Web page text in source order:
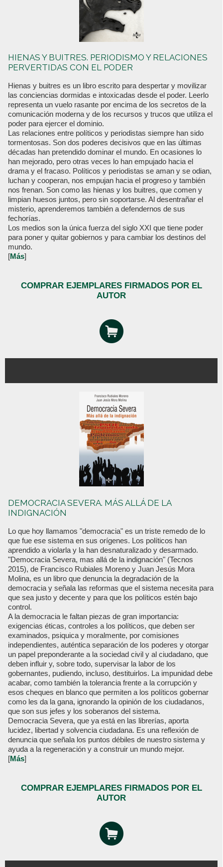
HIENAS Y BUITRES. PERIODISMO Y RELACIONES
PERVERTIDAS CON EL PODER
Hienas y buitres es un libro escrito para despertar y movilizar
las conciencias dormidas e intoxicadas desde el poder. Leerlo
representa un vuelo rasante por encima de los secretos de la
comunicación moderna y de los recursos y trucos que utiliza el
poder para ejercer el dominio.
Las relaciones entre políticos y periodistas siempre han sido
tormentosas. Son dos poderes decisivos que en las últimas
décadas han pretendido dominar el mundo. En ocasiones lo
han mejorado, pero otras veces lo han empujado hacia el
drama y el fracaso. Políticos y periodistas se aman y se odian,
luchan y cooperan, nos empujan hacia el progreso y también
nos frenan. Son como las hienas y los buitres, que comen y
limpian huesos juntos, pero sin soportarse. Al desentrañar el
misterio, aprenderemos también a defendernos de sus
fechorías.
Los medios son la única fuerza del siglo XXI que tiene poder
para poner y quitar gobiernos y para cambiar los destinos del
mundo.
[Más]
COMPRAR EJEMPLARES FIRMADOS POR EL
AUTOR
DEMOCRACIA SEVERA. MÁS ALLÁ DE LA
INDIGNACIÓN
Lo que hoy llamamos "democracia" es un triste remedo de lo
que fue ese sistema en sus orígenes. Los políticos han
aprendido a violarla y la han desnaturalizado y desarmado.
"Democracia Severa, mas allá de la indignación" (Tecnos
2015), de Francisco Rubiales Moreno y Juan Jesús Mora
Molina, es un libro que denuncia la degradación de la
democracia y señala las reformas que el sistema necesita para
que sea justo y decente y para que los políticos estén bajo
control.
A la democracia le faltan piezas de gran importancia:
exigencias éticas, controles a los políticos, que deben ser
examinados, psiquica y moralmente, por comisiones
independientes, auténtica separación de los poderes y otorgar
un papel preponderante a la sociedad civil y al ciudadano, que
deben influir y, sobre todo, supervisar la labor de los
gobernantes, pudiendo, incluso, destituirlos. La impunidad debe
acabar, como también la tolerancia frente a la corrupción y
esos cheques en blanco que permiten a los políticos gobernar
como les da la gana, ignorando la opinión de los ciudadanos,
que son sus jefes y los soberanos del sistema.
Democracia Severa, que ya está en las librerías, aporta
lucidez, libertad y solvencia ciudadana. Es una reflexión de
denuncia que señala los puntos débiles de nuestro sistema y
ayuda a la regeneración y a construir un mundo mejor.
[Más]
COMPRAR EJEMPLARES FIRMADOS POR EL
AUTOR